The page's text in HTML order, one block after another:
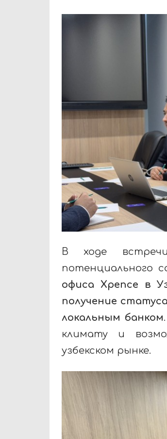
В ходе
потенциального
офиса Xpence в
получение
локальным банком
климату и
узбекском рынке.